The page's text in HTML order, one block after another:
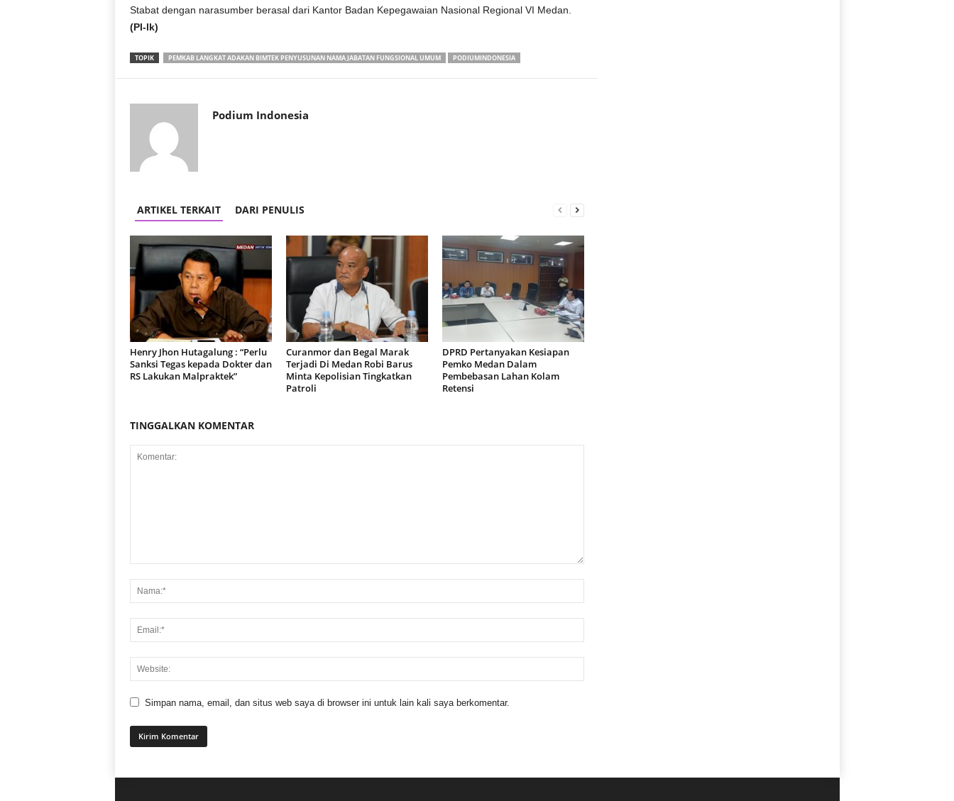
Stabat dengan narasumber berasal dari Kantor Badan Kepegawaian Nasional Regional VI Medan.
(PI-lk)
TOPIK PEMKAB LANGKAT ADAKAN BIMTEK PENYUSUNAN NAMA JABATAN FUNGSIONAL UMUM PODIUMINDONESIA
Podium Indonesia
ARTIKEL TERKAIT DARI PENULIS
Henry Jhon Hutagalung : “Perlu
Sanksi Tegas kepada Dokter dan
RS Lakukan Malpraktek”
Curanmor dan Begal Marak
Terjadi Di Medan Robi Barus
Minta Kepolisian Tingkatkan
Patroli
DPRD Pertanyakan Kesiapan
Pemko Medan Dalam
Pembebasan Lahan Kolam
Retensi
TINGGALKAN KOMENTAR
Simpan nama, email, dan situs web saya di browser ini untuk lain kali saya berkomentar.